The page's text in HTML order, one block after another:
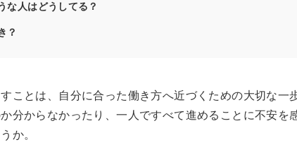
な人はどうしてる？
？
ことは、自分に合った働き方へ近づくための大切な一
分からなかったり、一人ですべて進めることに不安を
か。